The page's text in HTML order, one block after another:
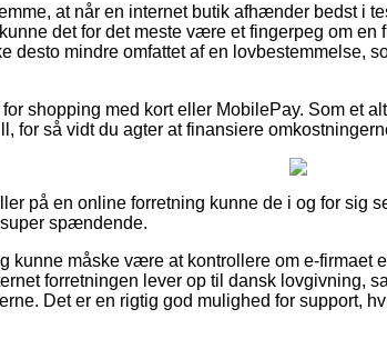
at når en internet butik afhænder bedst i
det for det meste være et fingerpeg om en
desto mindre omfattet af en lovbestemmelse,
shopping med kort eller MobilePay. Som et
for så vidt du agter at finansiere
på en online forretning kunne de i og for sig
spændende.
kunne måske være at kontrollere om e-
forretningen lever op til dansk lovgivning,
Det er en rigtig god mulighed for support,